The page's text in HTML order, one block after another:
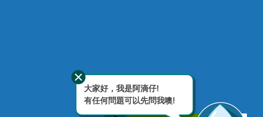
大家好，我是阿滴仔!
有任何問題可以先問我噢!